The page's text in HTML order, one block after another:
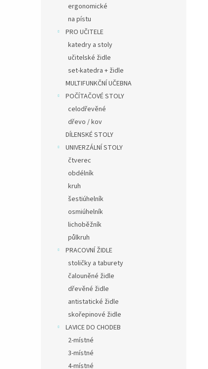
ergonomické
na pístu
PRO UČITELE
katedry a stoly
učitelské židle
set-katedra + židle
MULTIFUNKČNÍ UČEBNA
POČÍTAČOVÉ STOLY
celodřevěné
dřevo / kov
DÍLENSKÉ STOLY
UNIVERZÁLNÍ STOLY
čtverec
obdélník
kruh
šestiúhelník
osmiúhelník
lichoběžník
půlkruh
PRACOVNÍ ŽIDLE
stoličky a taburety
čalouněné židle
dřevěné židle
antistatické židle
skořepinové židle
LAVICE DO CHODEB
2-místné
3-místné
4-místné